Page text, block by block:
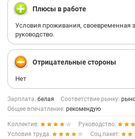
Плюсы в работе
Условия проживания, своевременная
руководство.
Отрицательные стороны
Нет
Зарплата: белая Соответствие рынку:
Общее впечатление: рекомендую
Коллектив:
Руководство:
Условия труда:
Соц.пакет: